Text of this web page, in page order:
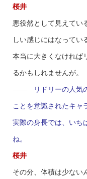
桜井
悪役然として見えてい
しい感じにはなってい
本当に大きくなければ
るかもしれませんが。
—— リドリーの人気の
ことを意識されたキャ
実際の身長では、いち
ね。
桜井
その分、体積は少ない